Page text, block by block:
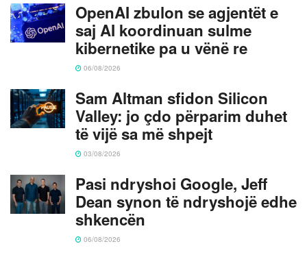
OpenAI zbulon se agjentët e
saj AI koordinuan sulme
kibernetike pa u vënë re
06/08/2026
Sam Altman sfidon Silicon
Valley: jo çdo përparim duhet
të vijë sa më shpejt
03/08/2026
Pasi ndryshoi Google, Jeff
Dean synon të ndryshojë edhe
shkencën
06/08/2026